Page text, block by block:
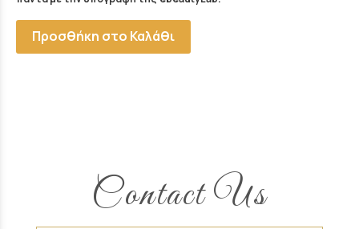
Προσθήκη στο Καλάθι
Contact Us